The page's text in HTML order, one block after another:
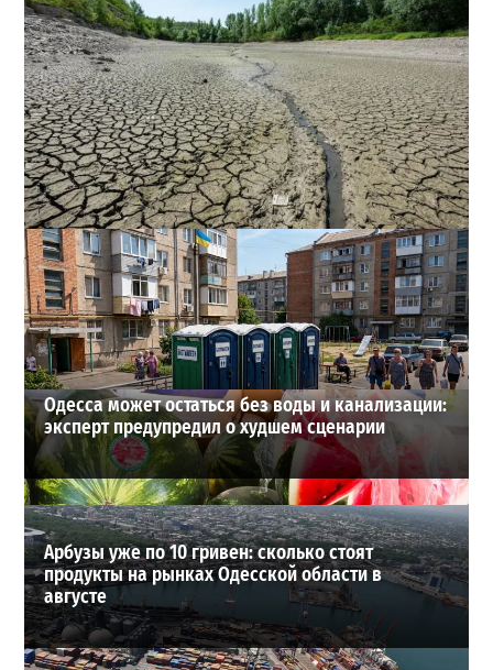
Днестр рекордно обмелел: одесситов просят срочно
экономить воду
2
29-07-2026 в 19:28
ВИБОР РЕДАКЦИИ
Одесса может остаться без воды и канализации:
эксперт предупредил о худшем сценарии
Арбузы уже по 10 гривен: сколько стоят
продукты на рынках Одесской области в
августе